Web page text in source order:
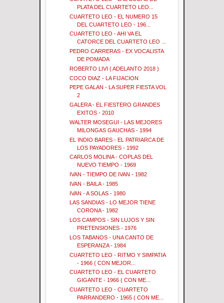
PLATA DEL CUARTETO LEO...
CUARTETO LEO - EL NUMERO 15
DEL CUARTETO LEO - 196...
CUARTETO LEO - AHI VA EL
CATORCE DEL CUARTETO LEO ...
PEDRO CARRERAS - EX VOCALISTA
DE POMADA
ROBERTO LIVI ( ADELANTO 2018 )
COCO DIAZ - LA FIJACION
PEPE GALAN - LA SUPER FIESTA VOL
2
GALERA - EL FIESTERO GRANDES
EXITOS - 2010
WALTER MOSEGUI - LAS MEJORES
MILONGAS GAUCHAS - 1994
EL INDIO BARES - EL PATRIARCA DE
LOS PAYADORES - 1992
CARLOS MOLINA - COPLAS DEL
NUEVO TIEMPO - 1969
IVAN - TIEMPO DE IVAN - 1982
IVAN - BAILA - 1985
IVAN - A SOLAS - 1980
LAS SANDIAS - LO MEJOR TIENE
CORONA - 1982
LOS CAMPOS - SIN LUJOS Y SIN
PRETENSIONES - 1976
LOS TABANOS - UNA CANTO DE
ESPERANZA - 1984
CUARTETO LEO - RITMO Y SIMPATIA
- 1966 ( CON MEJOR...
CUARTETO LEO - EL CUARTETO
GIGANTE - 1966 ( CON ME...
CUARTETO LEO - CUARTETO
PARRANDERO - 1965 ( CON ME...